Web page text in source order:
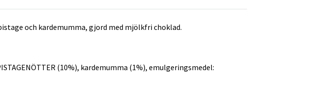
och kardemumma, gjord med mjölkfri choklad.
(10%), kardemumma (1%), emulgeringsmedel: